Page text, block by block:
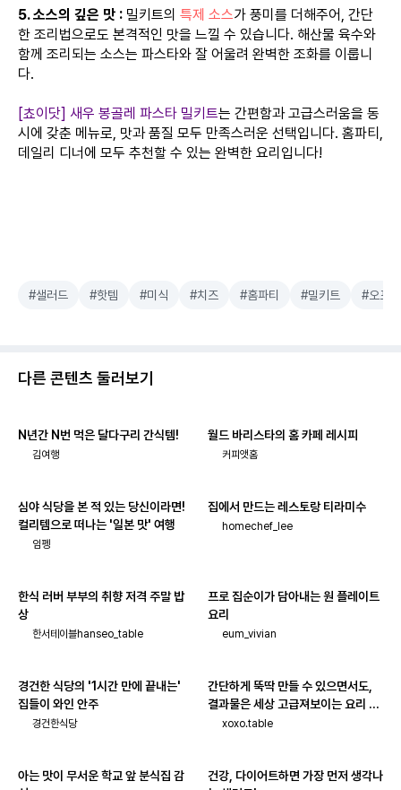
5. 소스의 깊은 맛 : 밀키트의 특제 소스가 풍미를 더해주어, 간단
한 조리법으로도 본격적인 맛을 느낄 수 있습니다. 해산물 육수와
함께 조리되는 소스는 파스타와 잘 어울려 완벽한 조화를 이룹니
다.
[쵸이닷] 새우 봉골레 파스타 밀키트는 간편함과 고급스러움을 동
시에 갖춘 메뉴로, 맛과 품질 모두 만족스러운 선택입니다. 홈파티,
데일리 디너에 모두 추천할 수 있는 완벽한 요리입니다!
#샐러드 #핫템 #미식 #치즈 #홈파티 #밀키트 #오프
다른 콘텐츠 둘러보기
N년간 N번 먹은 달다구리 간식템!
김여행
월드 바리스타의 홈 카페 레시피
커피앳홈
심야 식당을 본 적 있는 당신이라면!
컬리템으로 떠나는 '일본 맛' 여행
임펭
집에서 만드는 레스토랑 티라미수
homechef_lee
한식 러버 부부의 취향 저격 주말 밥
상
한서테이블hanseo_table
프로 집순이가 담아내는 원 플레이트
요리
eum_vivian
경건한 식당의 '1시간 만에 끝내는'
집들이 와인 안주
경건한식당
간단하게 뚝딱 만들 수 있으면서도,
결과물은 세상 고급져보이는 요리 모
xoxo.table
아는 맛이 무서운 학교 앞 분식집 감
건강, 다이어트하면 가장 먼저 생각나